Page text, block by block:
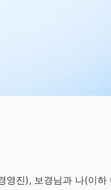
영진), 보경님과 나(이하